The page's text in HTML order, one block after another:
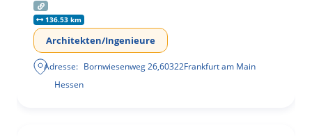
136.53 km
Architekten/Ingenieure
Adresse: Bornwiesenweg 26,60322Frankfurt am Main
Hessen